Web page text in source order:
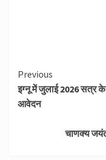
Continue
Reading
Previous
इग्नू में जुलाई 2026
आवेदन
चाणक्य